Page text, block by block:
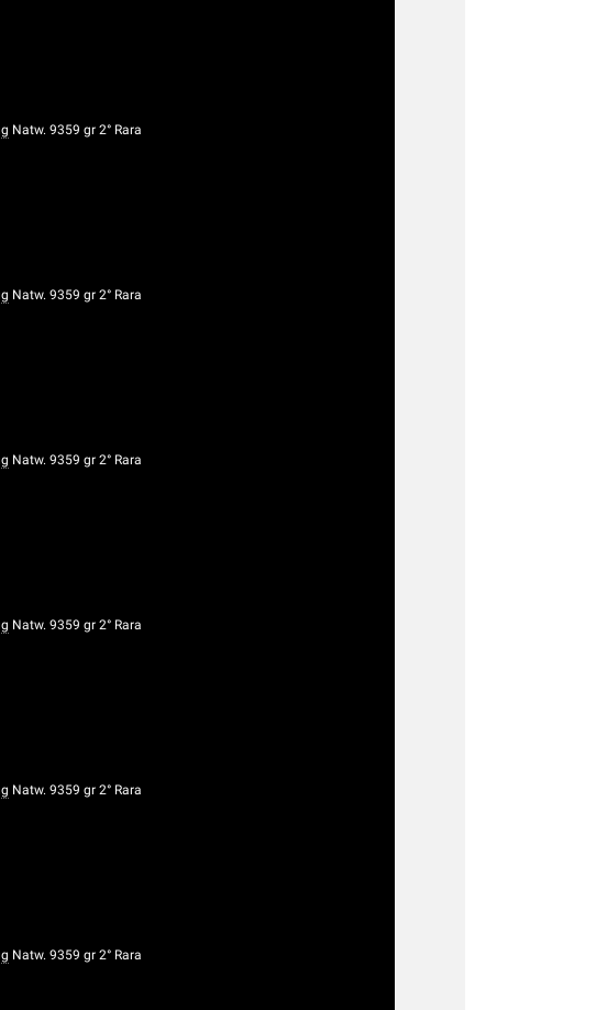
Natw. 9359 gr 2° Rara
Natw. 9359 gr 2° Rara
Natw. 9359 gr 2° Rara
Natw. 9359 gr 2° Rara
Natw. 9359 gr 2° Rara
Natw. 9359 gr 2° Rara